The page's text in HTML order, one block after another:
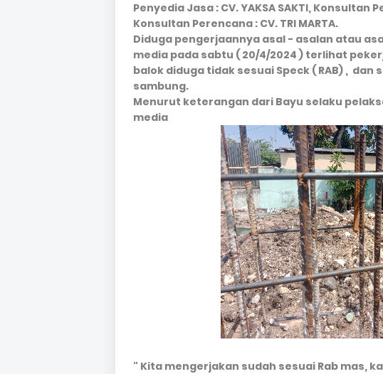
Penyedia Jasa : CV. YAKSA SAKTI, Konsultan
Konsultan Perencana : CV. TRI MARTA.
Diduga pengerjaannya asal - asalan atau
media pada sabtu ( 20/4/2024 ) terlihat
balok diduga tidak sesuai Speck ( RAB) ,
sambung.
Menurut keterangan dari Bayu selaku
media
" Kita mengerjakan sudah sesuai Rab mas,